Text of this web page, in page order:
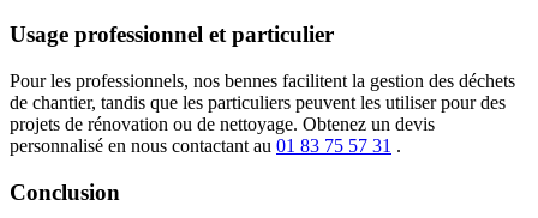
Usage professionnel et particulier
Pour les professionnels, nos bennes facilitent la gestion des déchets
de chantier, tandis que les particuliers peuvent les utiliser pour des
projets de rénovation ou de nettoyage. Obtenez un devis
personnalisé en nous contactant au 01 83 75 57 31 .
Conclusion